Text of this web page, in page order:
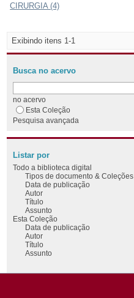
CIRURGIA (4)
Exibindo itens 1-1
Busca no acervo
no acervo
Esta Coleção
Pesquisa avançada
Listar por
Todo a biblioteca digital
Tipos de documento & Coleções
Data de publicação
Autor
Título
Assunto
Esta Coleção
Data de publicação
Autor
Título
Assunto